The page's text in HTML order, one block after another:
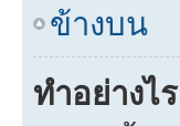
ข้างบน
ทำอย่างไ